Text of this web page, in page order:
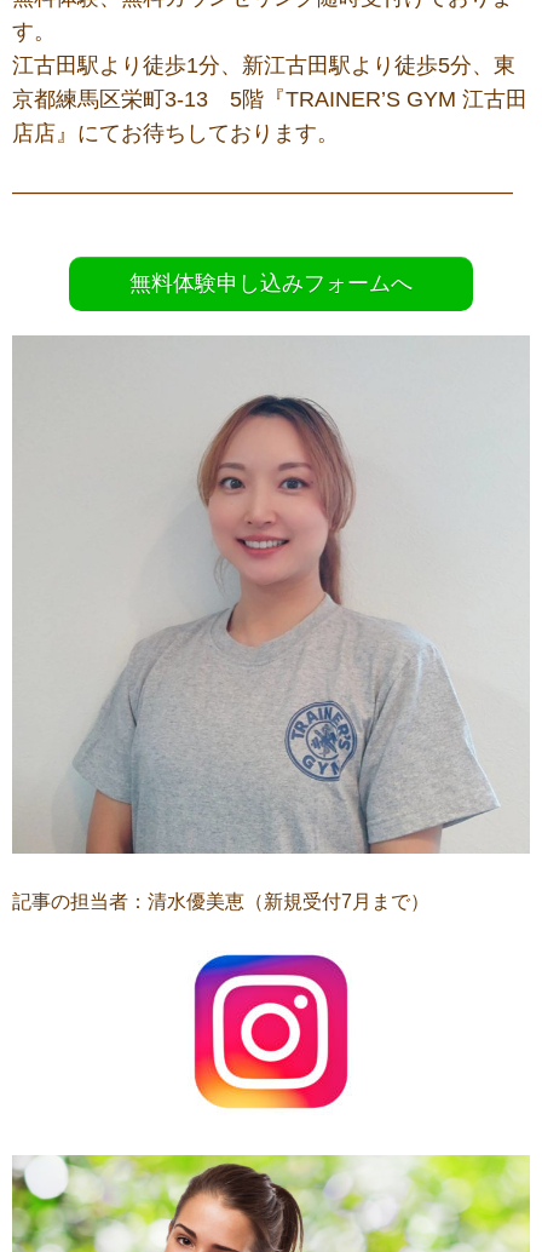
す。
江古田駅より徒歩1分、新江古田駅より徒歩5分、東
京都練馬区栄町3-13 5階『TRAINER’S GYM 江古田
店店』にてお待ちしております。
———————————————————————
無料体験申し込みフォームへ
記事の担当者：清水優美恵（新規受付7月まで）